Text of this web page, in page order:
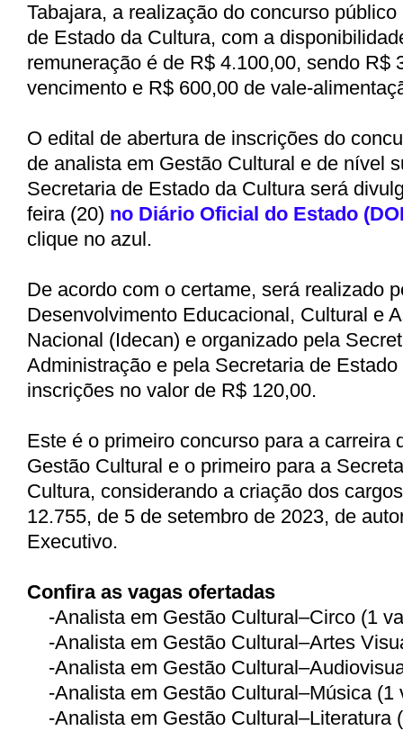
Tabajara, a realização do concurso
de Estado da Cultura, com a
remuneração é de R$ 4.100,00, sendo R$
vencimento e R$ 600,00 de vale-
O edital de abertura de inscrições do
de analista em Gestão Cultural e de nível
Secretaria de Estado da Cultura será
feira (20) no Diário Oficial do Estado
clique no azul.
De acordo com o certame, será realizado
Desenvolvimento Educacional, Cultural e
Nacional (Idecan) e organizado pela
Administração e pela Secretaria de
inscrições no valor de R$ 120,00.
Este é o primeiro concurso para a carreira
Gestão Cultural e o primeiro para a
Cultura, considerando a criação dos
12.755, de 5 de setembro de 2023, de
Executivo.
Confira as vagas ofertadas
-Analista em Gestão Cultural–Circo (1
-Analista em Gestão Cultural–Artes
-Analista em Gestão
-Analista em Gestão Cultural–Música (1
-Analista em Gestão Cultural–Literatura